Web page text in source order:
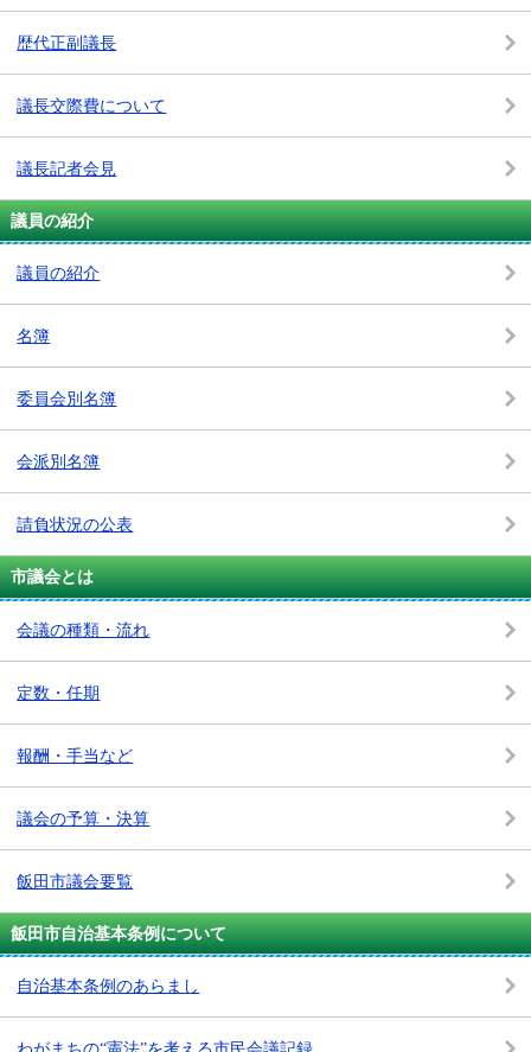
歴代正副議長
議長交際費について
議長記者会見
議員の紹介
議員の紹介
名簿
委員会別名簿
会派別名簿
請負状況の公表
市議会とは
会議の種類・流れ
定数・任期
報酬・手当など
議会の予算・決算
飯田市議会要覧
飯田市自治基本条例について
自治基本条例のあらまし